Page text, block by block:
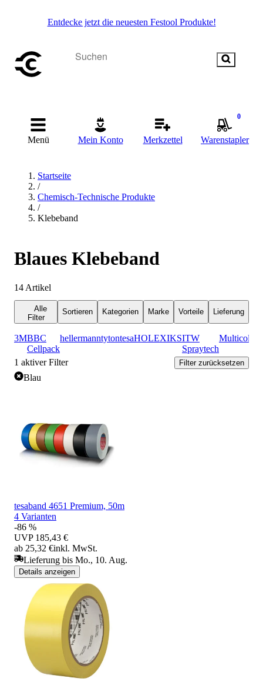
Entdecke jetzt die neuesten Festool Produkte!
Menü Mein Konto Merkzettel
0
Warenstapler
Startseite
/
Chemisch-Technische Produkte
/
Klebeband
Blaues Klebeband
14 Artikel
Alle
Filter
Sortieren Kategorien Marke Vorteile Lieferung
3MBBC
Cellpack
hellermanntytontesaHOLEXIKSITW
Spraytech
Multicoll
1 aktiver Filter Filter zurücksetzen
Blau
tesaband 4651 Premium, 50m
4 Varianten
-86 %
UVP 185,43 €
ab 25,32 €inkl. MwSt.
Lieferung bis Mo., 10. Aug.
Details anzeigen